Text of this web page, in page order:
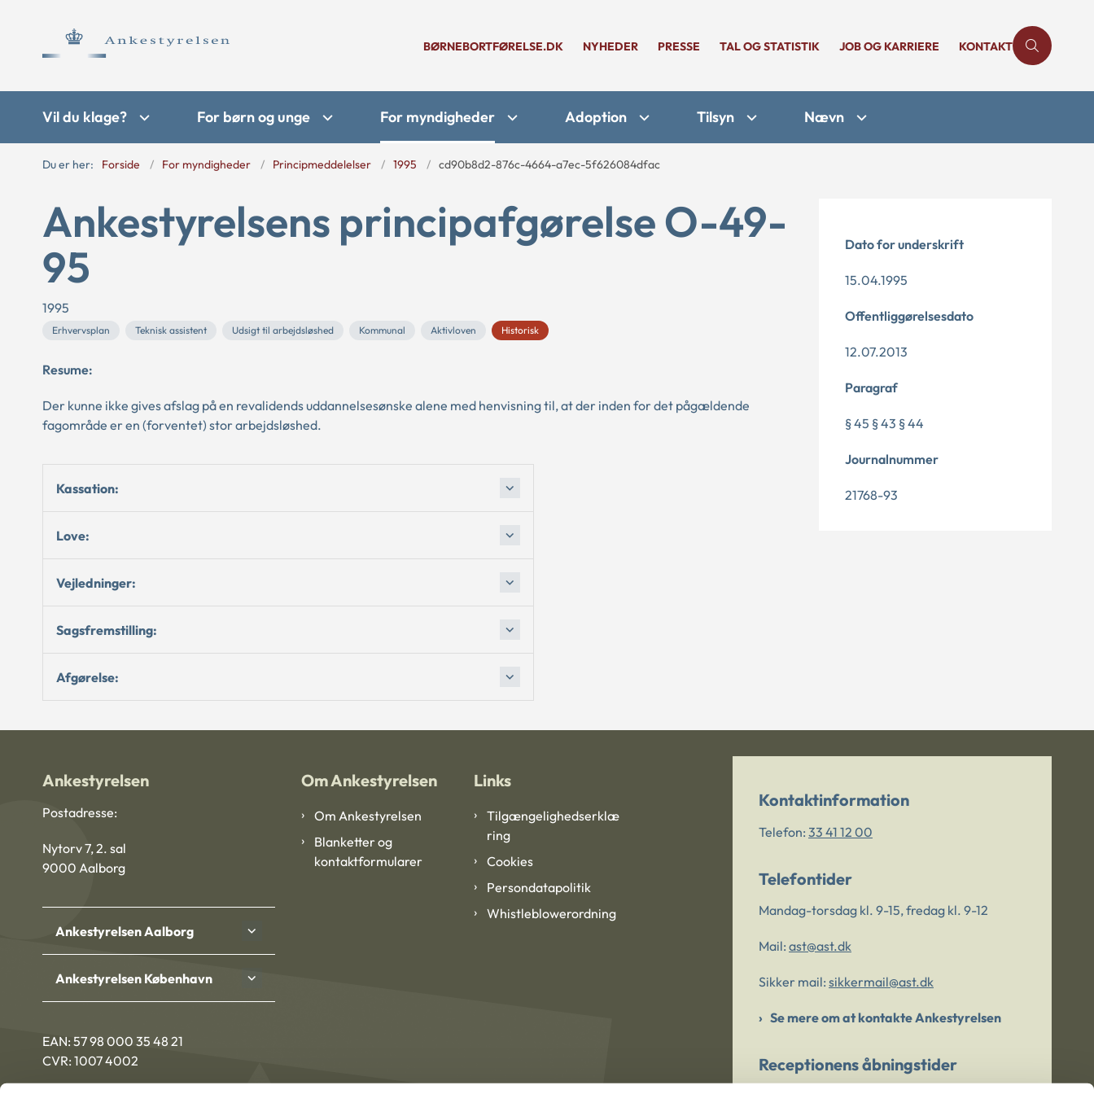
BØRNEBORTFØRELSE.DK NYHEDER PRESSE TAL OG STATISTIK JOB OG KARRIERE KONTAKT
Vil du klage? For børn og unge For myndigheder Adoption Tilsyn Nævn
Du er her: Forside For myndigheder Principmeddelelser 1995 cd90b8d2-876c-4664-a7ec-5f626084dfac
Ankestyrelsens principafgørelse O-49-
95
1995
Erhvervsplan Teknisk assistent Udsigt til arbejdsløshed Kommunal Aktivloven Historisk
Resume:
Der kunne ikke gives afslag på en revalidends uddannelsesønske alene med henvisning til, at der inden for det pågældende
fagområde er en (forventet) stor arbejdsløshed.
Kassation:
Love:
Vejledninger:
Sagsfremstilling:
Afgørelse:
Dato for underskrift
15.04.1995
Offentliggørelsesdato
12.07.2013
Paragraf
§ 45 § 43 § 44
Journalnummer
21768-93
Ankestyrelsen
Postadresse:
Nytorv 7, 2. sal
9000 Aalborg
Ankestyrelsen Aalborg
Ankestyrelsen København
EAN: 57 98 000 35 48 21
CVR: 1007 4002
Om Ankestyrelsen
Om Ankestyrelsen
Blanketter og
kontaktformularer
Links
Tilgængelighedserklæ
ring
Cookies
Persondatapolitik
Whistleblowerordning
Kontaktinformation
Telefon: 33 41 12 00
Telefontider
Mandag-torsdag kl. 9-15, fredag kl. 9-12
Mail: ast@ast.dk
Sikker mail: sikkermail@ast.dk
Se mere om at kontakte Ankestyrelsen
Receptionens åbningstider